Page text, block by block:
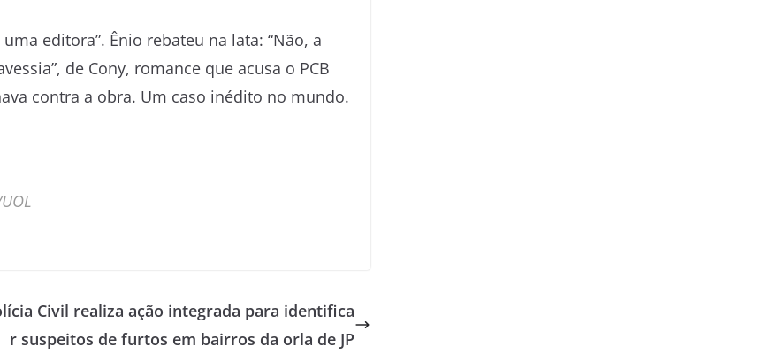
editora”. Ênio rebateu na lata: “Não, a
de Cony, romance que acusa o PCB
contra a obra. Um caso inédito no mundo.
Civil realiza ação integrada para identifica
r suspeitos de furtos em bairros da orla de JP